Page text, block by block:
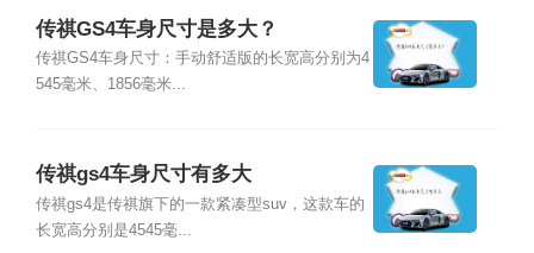
传祺GS4车身尺寸是多大？
传祺GS4车身尺寸：手动舒适版的长宽高分别为4
545毫米、1856毫米...
传祺gs4车身尺寸有多大
传祺gs4是传祺旗下的一款紧凑型suv，这款车的
长宽高分别是4545毫...